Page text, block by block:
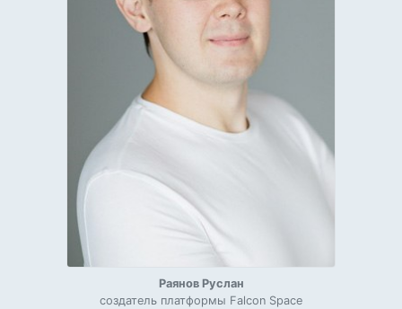
Раянов Руслан
создатель платформы Falcon Space